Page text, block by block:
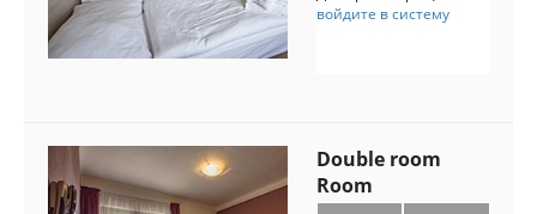
войдите в систему
Double room
Room